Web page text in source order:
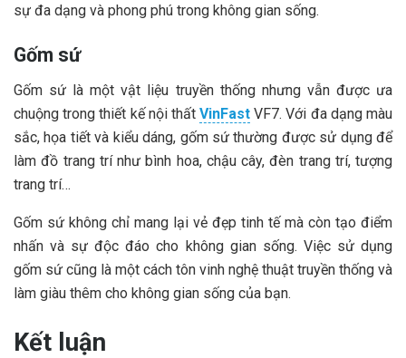
sự đa dạng và phong phú trong không gian sống.
Gốm sứ
Gốm sứ là một vật liệu truyền thống nhưng vẫn được ưa
chuộng trong thiết kế nội thấtVinFast VF7. Với đa dạng màu
sắc, họa tiết và kiểu dáng, gốm sứ thường được sử dụng để
làm đồ trang trí như bình hoa, chậu cây, đèn trang trí, tượng
trang trí…
Gốm sứ không chỉ mang lại vẻ đẹp tinh tế mà còn tạo điểm
nhấn và sự độc đáo cho không gian sống. Việc sử dụng
gốm sứ cũng là một cách tôn vinh nghệ thuật truyền thống và
làm giàu thêm cho không gian sống của bạn.
Kết luận